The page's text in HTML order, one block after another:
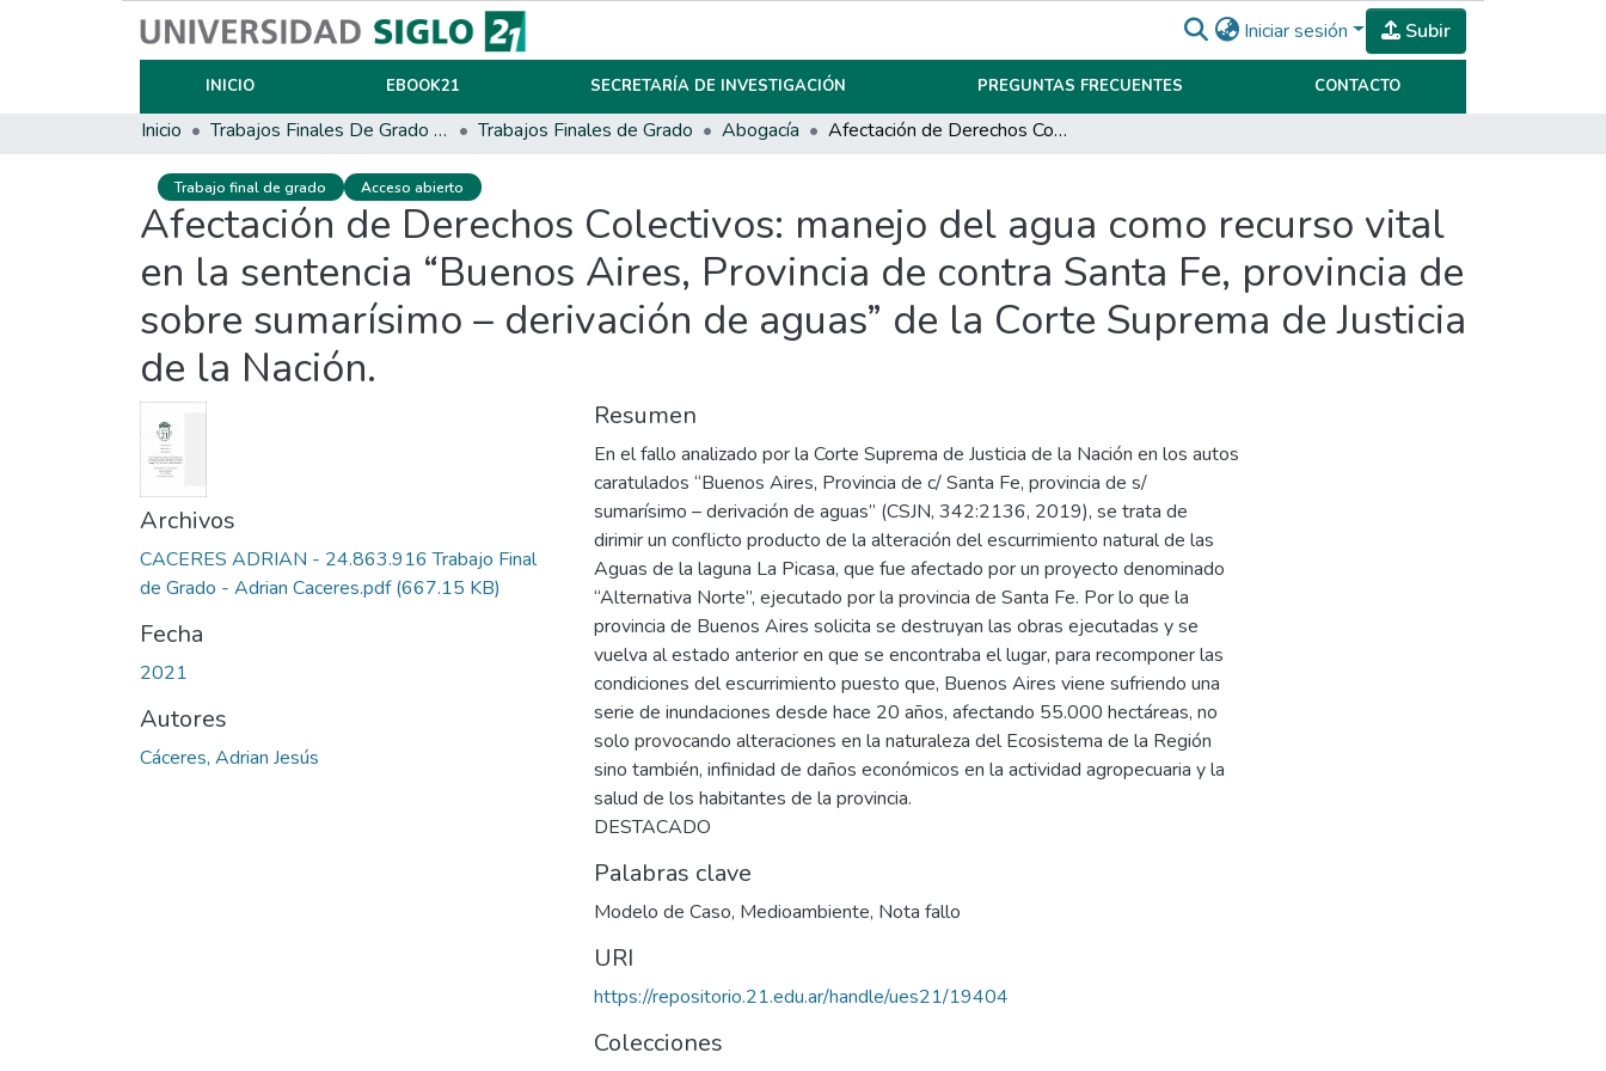
Iniciar sesión Subir
INICIO EBOOK21 SECRETARÍA DE INVESTIGACIÓN PREGUNTAS FRECUENTES CONTACTO
Inicio Trabajos Finales De Grado Y Posgrado Trabajos Finales de Grado Abogacía Afectación de Derechos Colectivos: manejo del agua como recurso vital en la sentencia “Buenos Aires, Provincia de contra Santa Fe, provincia de sobre sumarísimo – derivación de aguas” de la Corte Suprema de Justicia de la Nación.
Trabajo final de grado Acceso abierto
Afectación de Derechos Colectivos: manejo del agua como recurso vital
en la sentencia “Buenos Aires, Provincia de contra Santa Fe, provincia de
sobre sumarísimo – derivación de aguas” de la Corte Suprema de Justicia
de la Nación.
Archivos
CACERES ADRIAN - 24.863.916 Trabajo Final
de Grado - Adrian Caceres.pdf(667.15 KB)
Fecha
2021
Autores
Cáceres, Adrian Jesús
Resumen
En el fallo analizado por la Corte Suprema de Justicia de la Nación en los autos
caratulados “Buenos Aires, Provincia de c/ Santa Fe, provincia de s/
sumarísimo – derivación de aguas” (CSJN, 342:2136, 2019), se trata de
dirimir un conflicto producto de la alteración del escurrimiento natural de las
Aguas de la laguna La Picasa, que fue afectado por un proyecto denominado
“Alternativa Norte”, ejecutado por la provincia de Santa Fe. Por lo que la
provincia de Buenos Aires solicita se destruyan las obras ejecutadas y se
vuelva al estado anterior en que se encontraba el lugar, para recomponer las
condiciones del escurrimiento puesto que, Buenos Aires viene sufriendo una
serie de inundaciones desde hace 20 años, afectando 55.000 hectáreas, no
solo provocando alteraciones en la naturaleza del Ecosistema de la Región
sino también, infinidad de daños económicos en la actividad agropecuaria y la
salud de los habitantes de la provincia.
DESTACADO
Palabras clave
Modelo de Caso, Medioambiente, Nota fallo
URI
https://repositorio.21.edu.ar/handle/ues21/19404
Colecciones